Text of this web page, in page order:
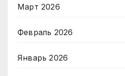
Март 2026
Февраль 2026
Январь 2026